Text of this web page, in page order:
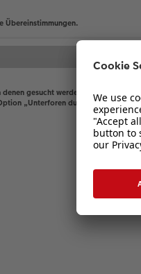
Übereinstimmungen.
gesucht werden soll. Unterforen
„Unterforen durchsuchen“ unten